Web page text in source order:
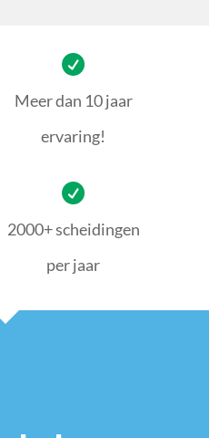
Meer dan 10 jaar
ervaring!
2000+ scheidingen
per jaar